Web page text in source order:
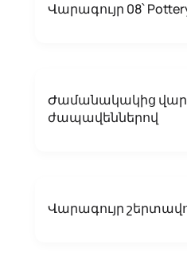
Վարագույր 08՝
Ժամանակակից
ժապավեններով
Վարագույր